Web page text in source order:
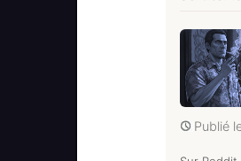
Publié